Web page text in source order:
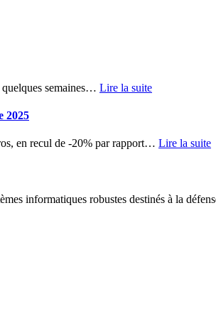
semaines… Lire la suite
2025
en recul de -20% par rapport… Lire la suite
informatiques robustes destinés à la